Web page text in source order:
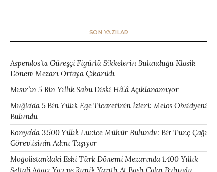
SON YAZILAR
Aspendos’ta Güreşçi Figürlü Sikkelerin Bulunduğu Klasik
Dönem Mezarı Ortaya Çıkarıldı
Mısır’ın 5 Bin Yıllık Sabu Diski Hâlâ Açıklanamıyor
Muğla’da 5 Bin Yıllık Ege Ticaretinin İzleri: Melos Obsidyeni
Bulundu
Konya’da 3.500 Yıllık Luvice Mühür Bulundu: Bir Tunç Çağı
Görevlisinin Adını Taşıyor
Moğolistan’daki Eski Türk Dönemi Mezarında 1.400 Yıllık
Şeftali Ağacı Yay ve Runik Yazıtlı At Başlı Çalgı Bulundu